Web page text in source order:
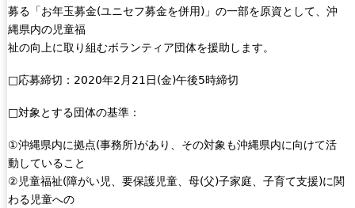
募る「お年玉募金(ユニセフ募金を併用)」の一部を原資として、沖
縄県内の児童福
祉の向上に取り組むボランティア団体を援助します。
□応募締切：2020年2月21日(金)午後5時締切
□対象とする団体の基準：
①沖縄県内に拠点(事務所)があり、その対象も沖縄県内に向けて活
動していること
②児童福祉(障がい児、要保護児童、母(父)子家庭、子育て支援)に関
わる児童への